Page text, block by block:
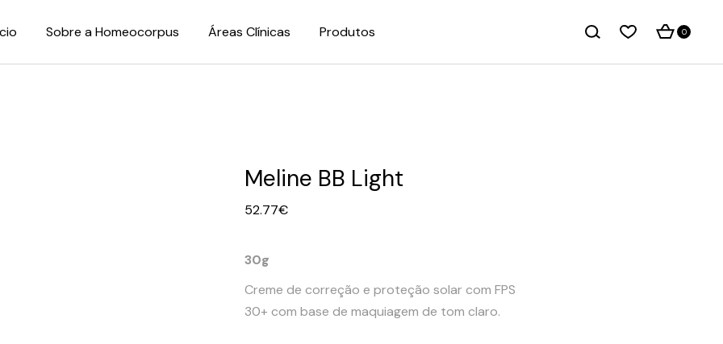
Sobre a Homeocorpus Áreas Clínicas Produtos 0
Meline BB Light
52.77€
30g
Creme de correção e proteção solar com FPS
30+ com base de maquiagem de tom claro.